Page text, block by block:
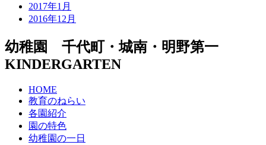
2017年1月
2016年12月
幼稚園 千代町・城南・明野第一
KINDERGARTEN
HOME
教育のねらい
各園紹介
園の特色
幼稚園の一日